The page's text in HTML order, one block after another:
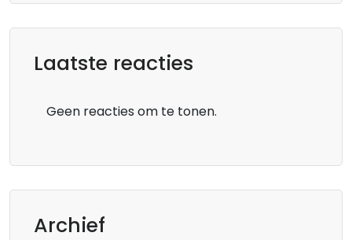
Laatste reacties
Geen reacties om te tonen.
Archief